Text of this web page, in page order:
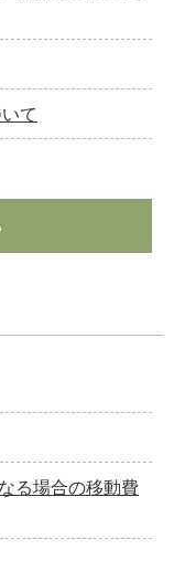
て
る場合の移動費